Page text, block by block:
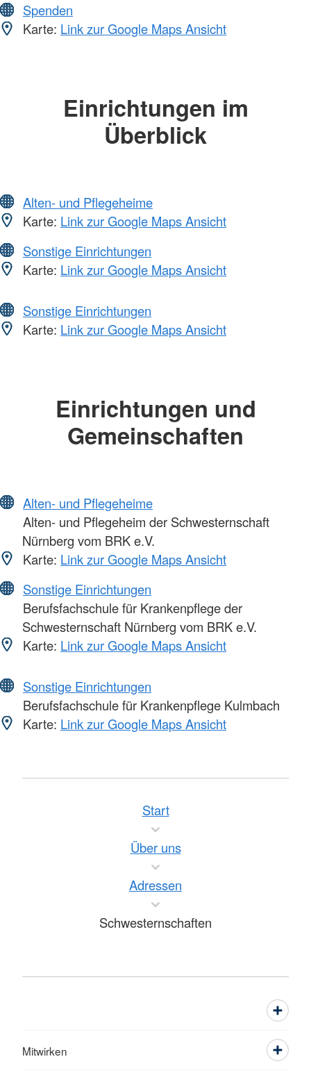
Spenden
Karte: Link zur Google Maps Ansicht
Einrichtungen im
Überblick
Alten- und Pflegeheime
Karte: Link zur Google Maps Ansicht
Sonstige Einrichtungen
Karte: Link zur Google Maps Ansicht
Sonstige Einrichtungen
Karte: Link zur Google Maps Ansicht
Einrichtungen und
Gemeinschaften
Alten- und Pflegeheime
Alten- und Pflegeheim der Schwesternschaft
Nürnberg vom BRK e.V.
Karte: Link zur Google Maps Ansicht
Sonstige Einrichtungen
Berufsfachschule für Krankenpflege der
Schwesternschaft Nürnberg vom BRK e.V.
Karte: Link zur Google Maps Ansicht
Sonstige Einrichtungen
Berufsfachschule für Krankenpflege Kulmbach
Karte: Link zur Google Maps Ansicht
Start
Über uns
Adressen
Schwesternschaften
Mitwirken